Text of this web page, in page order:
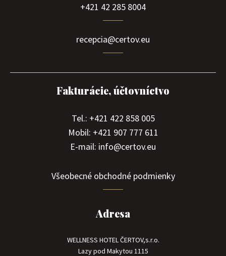
+421 42 285 8004
recepcia@certov.eu
Fakturácie, účtovníctvo
Tel.: +421 422 858 005
Mobil: +421 907 777 611
E-mail: info@certov.eu
Všeobecné obchodné podmienky
Adresa
WELLNESS HOTEL ČERTOV,s.r.o.
Lazy pod Makytou 1115